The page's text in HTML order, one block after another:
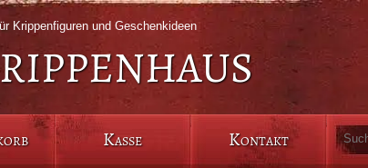
Krippenfiguren und Geschenkideen
Kasse Kontakt